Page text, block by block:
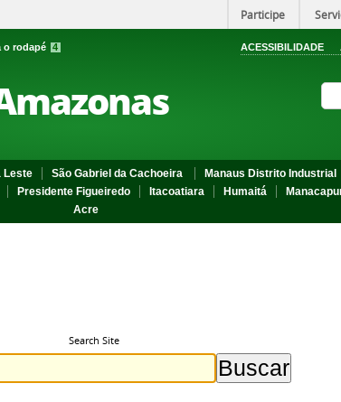
Participe
o rodapé 4 ACESSIBILIDADE
Leste São Gabriel da Cachoeira
Manaus Distrito Industrial
Presidente Figueiredo Itacoatiara Humaitá
Acre
Search Site